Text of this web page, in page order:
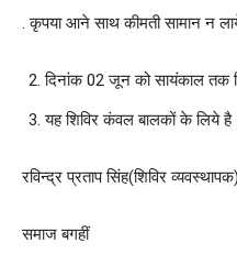
. कृपया आने साथ कीमती सामान न
दिनांक 02 जून को सायंकाल तक
यह शिविर कंवल बालकों के लिये
रविन्द्र प्रताप सिंह(शिविर व्यवस्थापक)
समाज बगहीं